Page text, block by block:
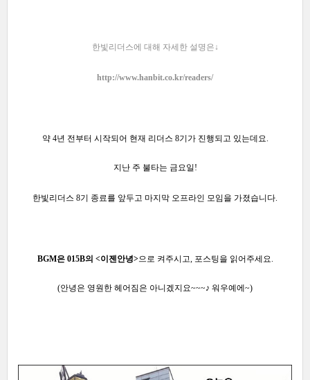
한빛리더스에 대해 자세한 설명은↓
http://www.hanbit.co.kr/readers/
약 4년 전부터 시작되어 현재 리더스 8기가 진행되고 있는데요.
지난 주 불타는 금요일!
한빛리더스 8기 종료를 앞두고 마지막 오프라인 모임을 가졌습니다.
BGM은 015B의 <이젠안녕>으로 켜주시고, 포스팅을 읽어주세요.
(안녕은 영원한 헤어짐은 아니겠지요~~~♪ 워우예에 ~)